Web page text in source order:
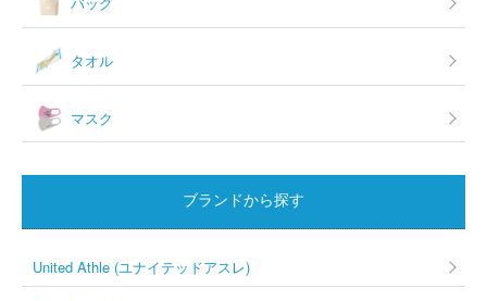
タオル
マスク
ブランドから探す
United Athle (ユナイテッドアスレ)